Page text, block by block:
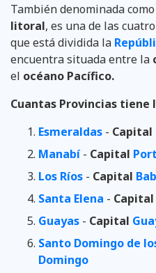
También denominada como
litoral, es una de las
que está dividida la
encuentra situada entre la
el océano Pacífico.
Cuantas Provincias tiene
Esmeraldas - Capital
Manabí- Capital
Los Ríos - Capital
Santa Elena - Capital
Guayas - Capital
Santo Domingo de
Domingo